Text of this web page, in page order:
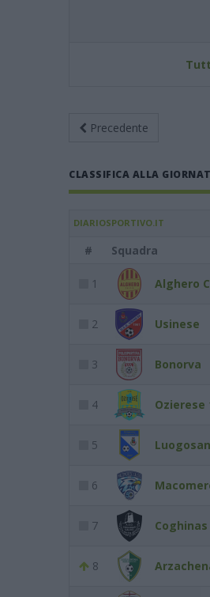
Precedente
CLASSIFICA ALLA
DIARIOSPORTIVO.IT
#
Squadra
1 Alghero
2 Usinese
3 Bonorva
4 Ozierese
5
6
7 Coghinas
8